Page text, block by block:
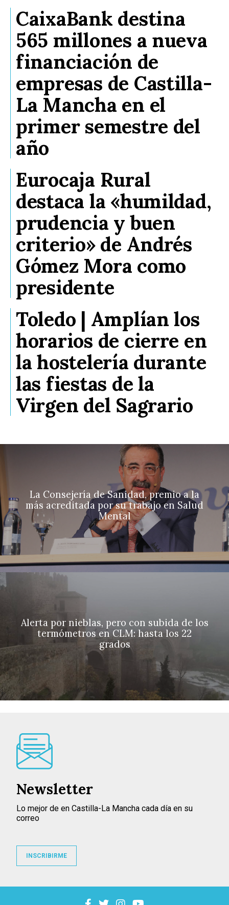
CaixaBank destina
565 millones a nueva
financiación de
empresas de Castilla-
La Mancha en el
primer semestre del
año
Eurocaja Rural
destaca la «humildad,
prudencia y buen
criterio» de Andrés
Gómez Mora como
presidente
Toledo | Amplían los
horarios de cierre en
la hostelería durante
las fiestas de la
Virgen del Sagrario
La Consejería de Sanidad, premio a la
más acreditada por su trabajo en Salud
Mental
Alerta por nieblas, pero con subida de los
termómetros en CLM: hasta los 22
grados
Newsletter
Lo mejor de en Castilla-La Mancha cada día en su
correo
INSCRIBIRME